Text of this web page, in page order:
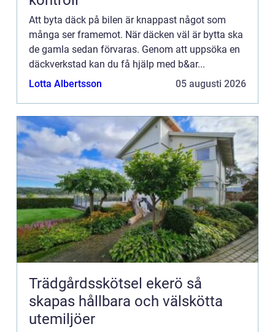
Att byta däck på bilen är knappast något som
många ser framemot. När däcken väl är bytta ska
de gamla sedan förvaras. Genom att uppsöka en
däckverkstad kan du få hjälp med b&ar...
Lotta Albertsson
05 augusti 2026
Trädgårdsskötsel ekerö så
skapas hållbara och välskötta
utemiljöer